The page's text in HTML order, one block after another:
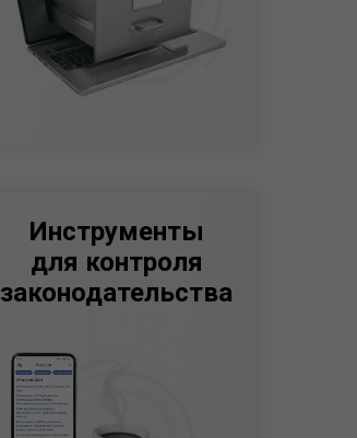
Инструменты
для контроля
законодательства